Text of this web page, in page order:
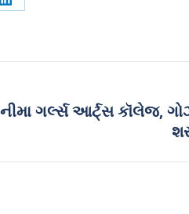
Share
LinkedIn
નીમા ગર્લ્સ આર્ટ્સ કૉલેજ,